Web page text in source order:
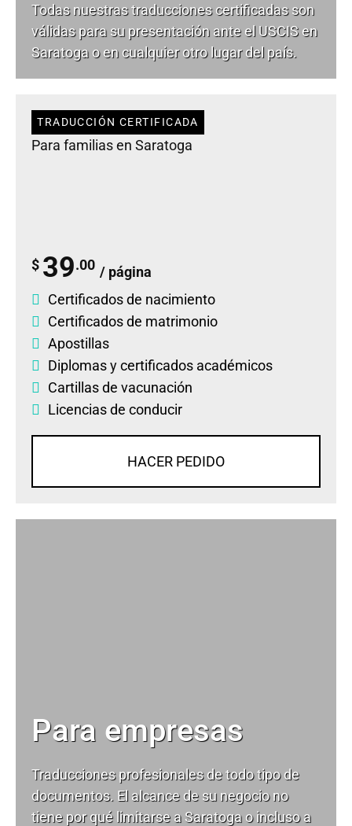
Todas nuestras traducciones certificadas son
válidas para su presentación ante el USCIS en
Saratoga o en cualquier otro lugar del país.
TRADUCCIÓN CERTIFICADA
Para familias en Saratoga
$ 39.00 / página
Certificados de nacimiento
Certificados de matrimonio
Apostillas
Diplomasycertificados académicos
Cartillas de vacunación
Licencias de conducir
HACER PEDIDO
Para empresas
Traducciones profesionales de todo tipo de
documentos. El alcance de su negocio no
tiene por qué limitarse a Saratoga o incluso a